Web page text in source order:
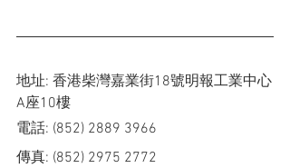
地址: 香港柴灣嘉業街18號明報工業中心
A座10樓
電話: (852) 2889 3966
傳真: (852) 2975 2772